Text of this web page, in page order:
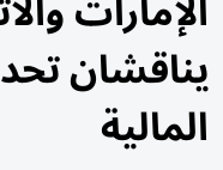
يناقشان
المالية